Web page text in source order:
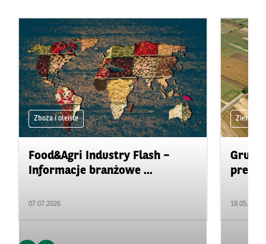
Zboża i oleiste
Food&Agri Industry Flash –
Informacje branżowe ...
07.07.2026
Zielone
18.05.2026